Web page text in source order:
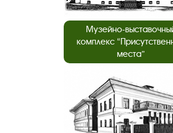
Музейно-
комплекс
места”